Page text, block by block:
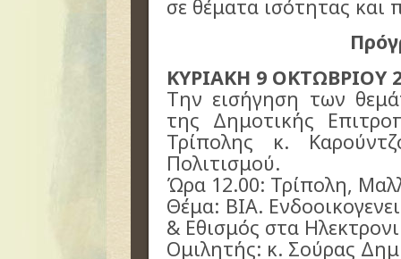
σε θέματα ισότητας
ΚΥΡΙΑΚΗ 9 ΟΚΤΩΒΡΙΟΥ
Την εισήγηση των
της Δημοτικής
Τρίπολης κ.
Πολιτισμού.
Ώρα 12.00: Τρίπολη,
Θέμα: ΒΙΑ.
& Εθισμός στα
Ομιλητής: κ. Σούρας